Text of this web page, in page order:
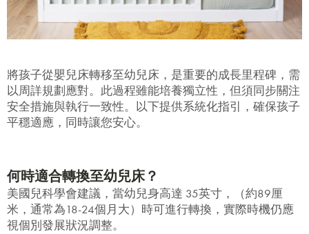
將孩子從嬰兒床轉移至幼兒床，是重要的成長里程碑，需
以周詳規劃應對。此過程雖能培養獨立性，但須同步關注
安全措施與執行一致性。以下提供系統化指引，確保孩子
平穩適應，同時讓您安心。
何時適合轉換至幼兒床？
美國兒科學會建議，當幼兒身高達 35英寸 ，（約89厘
米，通常為18-24個月大）時可進行轉換，實際時機仍應
視個別發展狀況調整。